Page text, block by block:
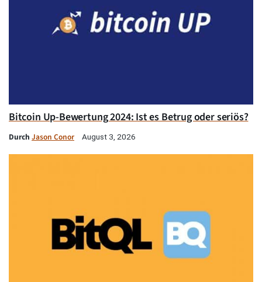
Bitcoin Up-Bewertung 2024: Ist es Betrug oder seriös?
Durch Jason Conor August 3, 2026